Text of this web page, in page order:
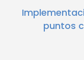
puntos